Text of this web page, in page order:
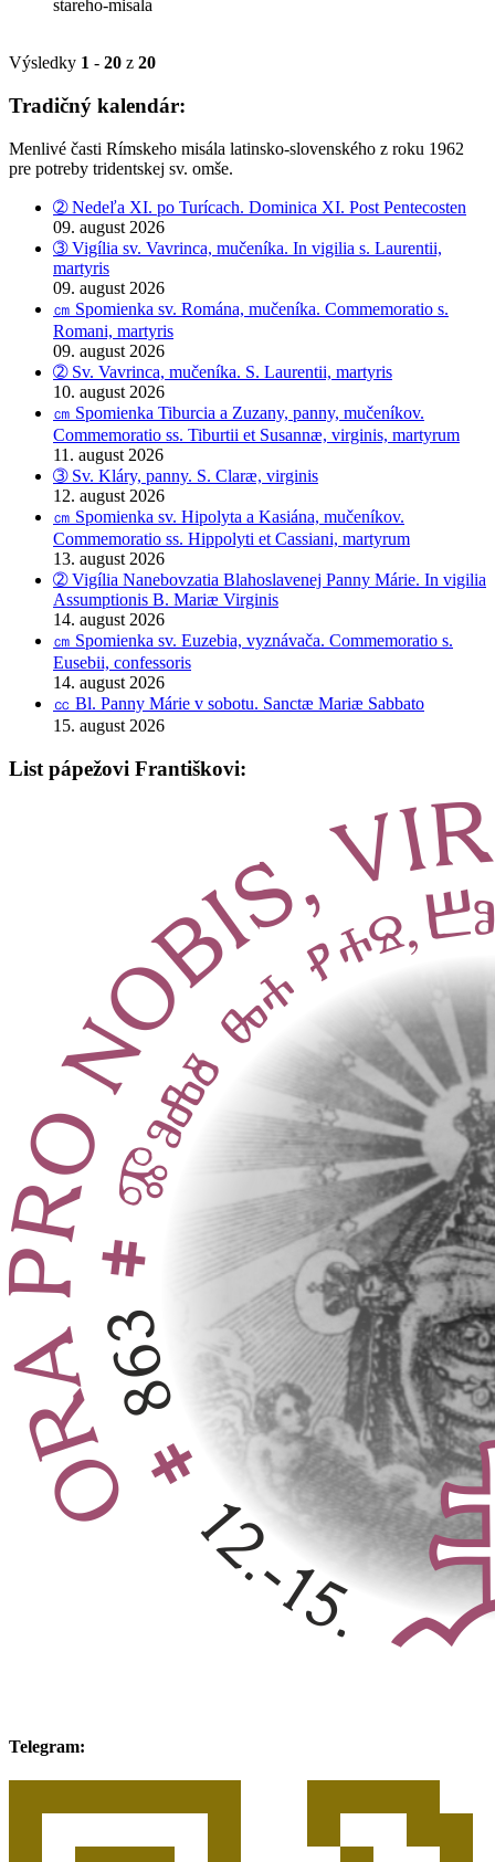
stareho-misala
Výsledky 1 - 20 z 20
Tradičný kalendár:
Menlivé časti Rímskeho misála latinsko-slovenského z roku 1962
pre potreby tridentskej sv. omše.
➁ Nedeľa XI. po Turícach. Dominica XI. Post Pentecosten
09. august 2026
➂ Vigília sv. Vavrinca, mučeníka. In vigilia s. Laurentii,
martyris
09. august 2026
㎝ Spomienka sv. Romána, mučeníka. Commemoratio s.
Romani, martyris
09. august 2026
➁ Sv. Vavrinca, mučeníka. S. Laurentii, martyris
10. august 2026
㎝ Spomienka Tiburcia a Zuzany, panny, mučeníkov.
Commemoratio ss. Tiburtii et Susannæ, virginis, martyrum
11. august 2026
➂ Sv. Kláry, panny. S. Claræ, virginis
12. august 2026
㎝ Spomienka sv. Hipolyta a Kasiána, mučeníkov.
Commemoratio ss. Hippolyti et Cassiani, martyrum
13. august 2026
➁ Vigília Nanebovzatia Blahoslavenej Panny Márie. In vigilia
Assumptionis B. Mariæ Virginis
14. august 2026
㎝ Spomienka sv. Euzebia, vyznávača. Commemoratio s.
Eusebii, confessoris
14. august 2026
㏄ Bl. Panny Márie v sobotu. Sanctæ Mariæ Sabbato
15. august 2026
List pápežovi Františkovi:
Telegram: